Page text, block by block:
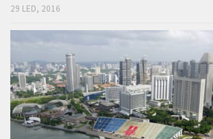
29 LED, 2016